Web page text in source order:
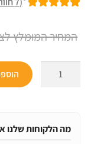
לקוחות
מיקרופון
מה הלקוחות שלנו